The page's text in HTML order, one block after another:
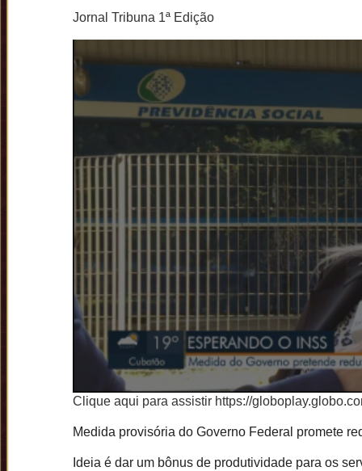
Jornal Tribuna 1ª Edição
Clique aqui para assistir https://
Medida provisória do Governo Federal promete
Ideia é dar um bônus de produtividade para os